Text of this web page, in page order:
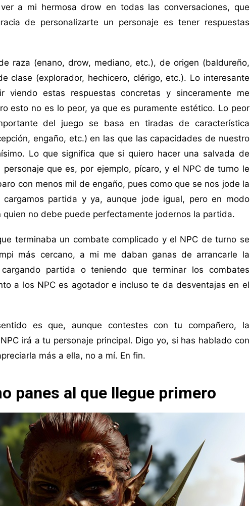
a mi hermosa drow en todas las conversaciones, que
de personalizarte un personaje es tener respuestas
raza (enano, drow, mediano, etc.), de origen (baldureño,
clase (explorador, hechicero, clérigo, etc.). Lo interesante
viendo estas respuestas concretas y sinceramente me
esto no es lo peor, ya que es puramente estético. Lo peor
del juego se basa en tiradas de característica
engaño, etc.) en las que las capacidades de nuestro
Lo que significa que si quiero hacer una salvada de
que es, por ejemplo, pícaro, y el NPC de turno le
con menos mil de engaño, pues como que se nos jode la
partida y ya, aunque jode igual, pero en modo
quien no debe puede perfectamente jodernos la partida.
terminaba un combate complicado y el NPC de turno se
más cercano, a mi me daban ganas de arrancarle la
partida o teniendo que terminar los combates
a los NPC es agotador e incluso te da desventajas en el
es que, aunque contestes con tu compañero, la
irá a tu personaje principal. Digo yo, si has hablado con
más a ella, no a mí. En fin.
panes al que llegue primero